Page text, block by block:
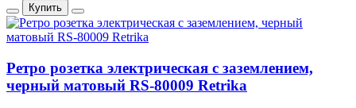
Купить
Ретро розетка электрическая с заземлением,
черный матовый RS-80009 Retrika